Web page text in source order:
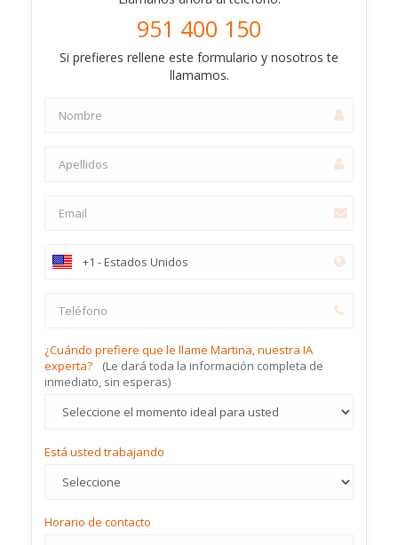
951 400 150
Si prefieres rellene este formulario y nosotros te
llamamos.
¿Cuándo prefiere que le llame Martina, nuestra IA
experta?
(Le dará toda la información completa de
inmediato, sin esperas)
Está usted trabajando
Horario de contacto